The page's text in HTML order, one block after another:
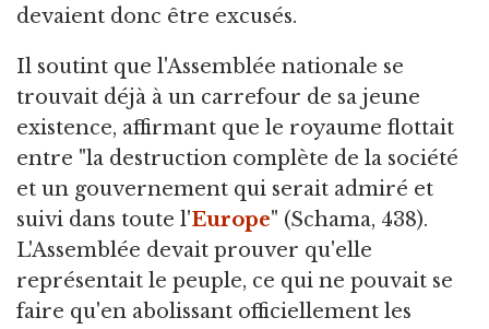
devaient donc être excusés.
Il soutint que l'Assemblée nationale se
trouvait déjà à un carrefour de sa jeune
existence, affirmant que le royaume flottait
entre "la destruction complète de la société
et un gouvernement qui serait admiré et
suivi dans toute l'Europe" (Schama, 438).
L'Assemblée devait prouver qu'elle
représentait le peuple, ce qui ne pouvait se
faire qu'en abolissant officiellement les